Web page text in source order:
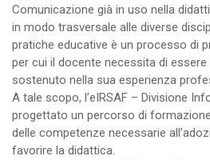
Comunicazione già in uso nella
in modo trasversale alle diverse
pratiche educative è un processo di
per cui il docente necessita di
sostenuto nella sua esperienza
A tale scopo, l’eIRSAF – Divisione
progettato un percorso di
delle competenze necessarie
favorire la didattica.